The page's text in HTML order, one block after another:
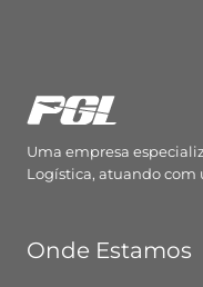
Uma empresa
Logística, atuando
Onde Estamos